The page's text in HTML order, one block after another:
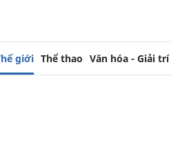
giới Thể thao Văn hóa - Giải trí